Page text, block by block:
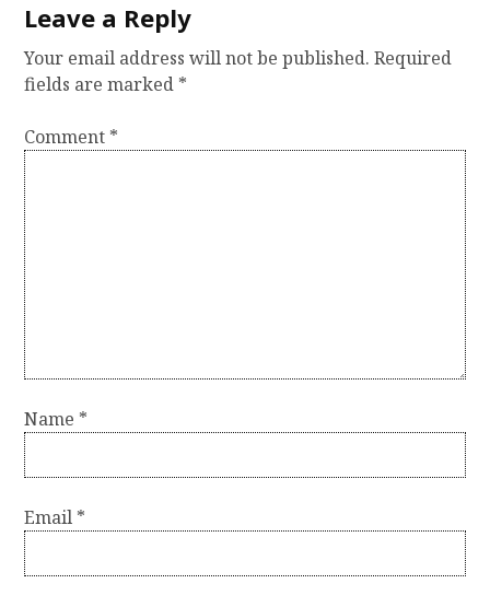
Leave a Reply
Your email address will not be published. Required
fields are marked *
Comment *
Name *
Email *